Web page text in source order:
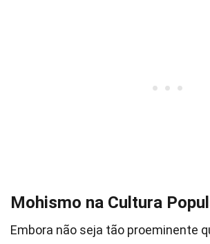
Mohismo na Cultura
Embora não seja tão proeminente